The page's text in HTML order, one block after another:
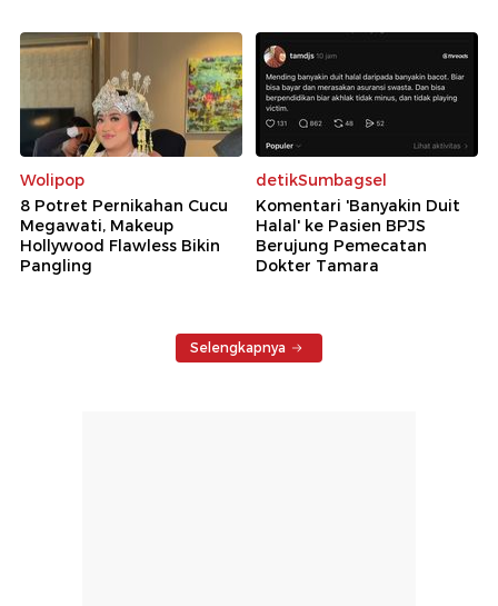
Wolipop
8 Potret Pernikahan Cucu
Megawati, Makeup
Hollywood Flawless Bikin
Pangling
detikSumbagsel
Komentari 'Banyakin Duit
Halal' ke Pasien BPJS
Berujung Pemecatan
Dokter Tamara
Selengkapnya